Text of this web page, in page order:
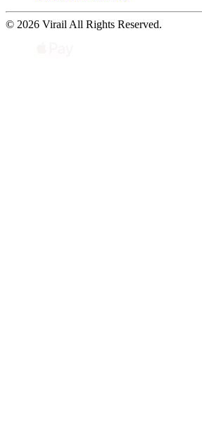
© 2026 Virail All Rights Reserved.